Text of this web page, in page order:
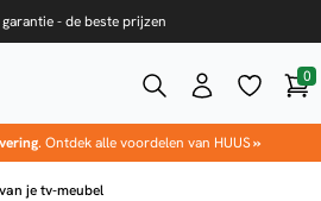
- de beste prijzen
0
. Ontdek alle voordelen van HUUS»
je tv-meubel